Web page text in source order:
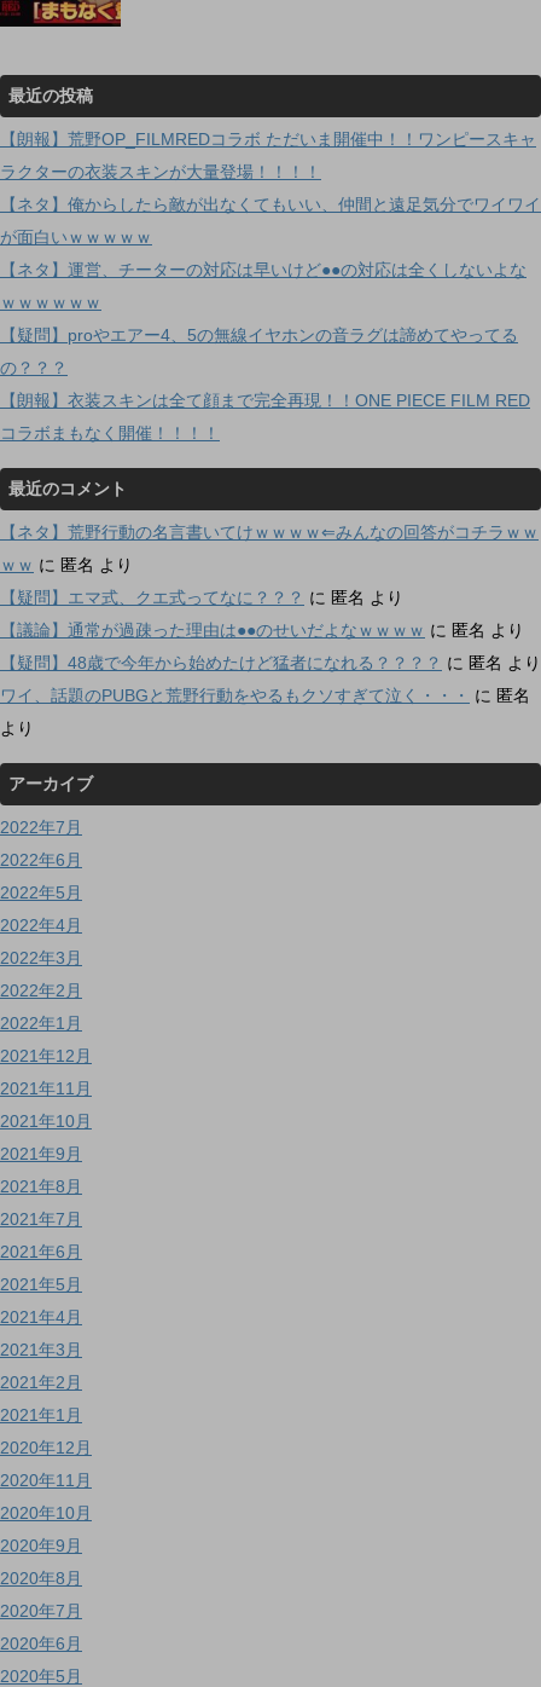
最近の投稿
【朗報】荒野OP_FILMREDコラボ ただいま開催中！！ワンピースキャ
ラクターの衣装スキンが大量登場！！！！
【ネタ】俺からしたら敵が出なくてもいい、仲間と遠足気分でワイワイ
が面白いｗｗｗｗｗ
【ネタ】運営、チーターの対応は早いけど●●の対応は全くしないよな
ｗｗｗｗｗｗ
【疑問】proやエアー4、5の無線イヤホンの音ラグは諦めてやってる
の？？？
【朗報】衣装スキンは全て顔まで完全再現！！ONE PIECE FILM RED
コラボまもなく開催！！！！
最近のコメント
【ネタ】荒野行動の名言書いてけｗｗｗｗ⇐みんなの回答がコチラｗｗ
ｗｗ に 匿名 より
【疑問】エマ式、クエ式ってなに？？？ に 匿名 より
【議論】通常が過疎った理由は●●のせいだよなｗｗｗｗ に 匿名 より
【疑問】48歳で今年から始めたけど猛者になれる？？？？ に 匿名 より
ワイ、話題のPUBGと荒野行動をやるもクソすぎて泣く・・・
に 匿名
より
アーカイブ
2022年7月
2022年6月
2022年5月
2022年4月
2022年3月
2022年2月
2022年1月
2021年12月
2021年11月
2021年10月
2021年9月
2021年8月
2021年7月
2021年6月
2021年5月
2021年4月
2021年3月
2021年2月
2021年1月
2020年12月
2020年11月
2020年10月
2020年9月
2020年8月
2020年7月
2020年6月
2020年5月